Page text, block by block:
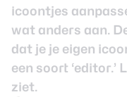
icoontjes
wat anders aan.
dat je je eigen
een soort
ziet.
Login
Nieuwsbrief
Over ons